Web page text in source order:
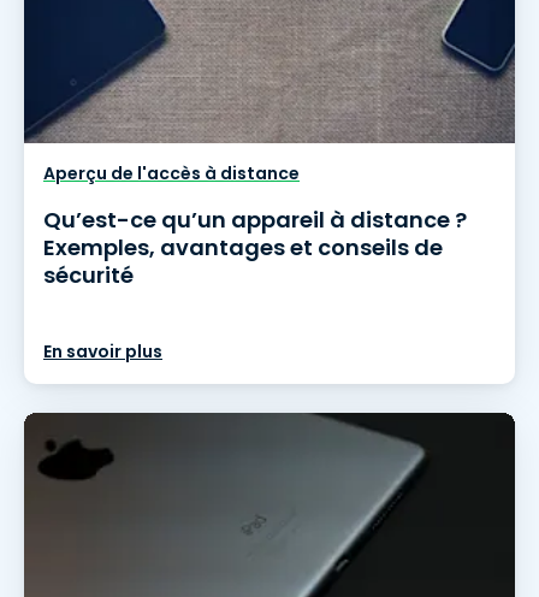
Aperçu de l'accès à distance
Qu’est-ce qu’un appareil à distance ?
Exemples, avantages et conseils de
sécurité
En savoir plus